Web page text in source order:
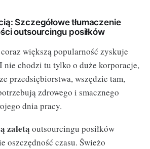
Szczegółowe tłumaczenie
outsourcingu posiłków
większą popularność zyskuje
nie chodzi tu tylko o duże korporacje,
przedsiębiorstwa, wszędzie tam,
zdrowego i smacznego
dnia pracy.
zaletą outsourcingu posiłków
oszczędność czasu. Świeżo